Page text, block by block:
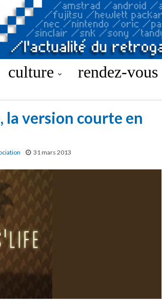
culture rendez-vous
la version courte en
31 mars 2013